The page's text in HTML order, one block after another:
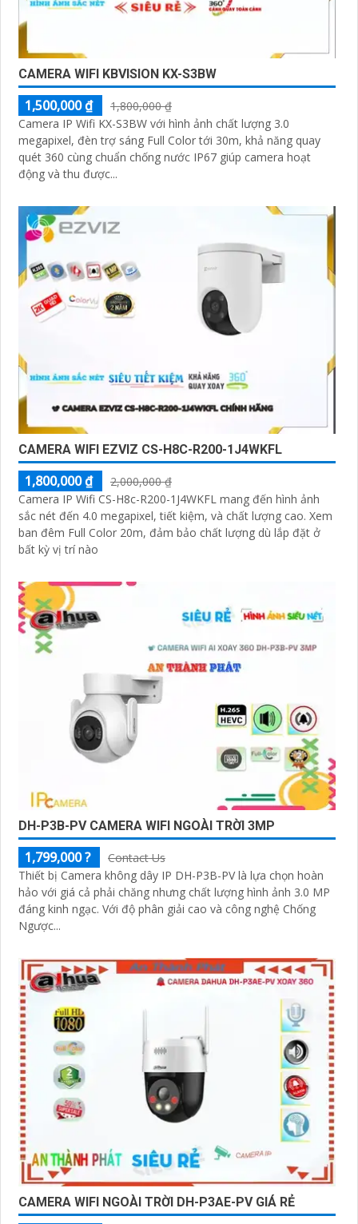
CAMERA WIFI KBVISION KX-S3BW
1,500,000 ₫
1,800,000 ₫
Camera IP Wifi KX-S3BW với hình ảnh chất lượng 3.0
megapixel, đèn trợ sáng Full Color tới 30m, khả năng quay
quét 360 cùng chuẩn chống nước IP67 giúp camera hoạt
động và thu được...
CAMERA WIFI EZVIZ CS-H8C-R200-1J4WKFL
1,800,000 ₫
2,000,000 ₫
Camera IP Wifi CS-H8c-R200-1J4WKFL mang đến hình ảnh
sắc nét đến 4.0 megapixel, tiết kiệm, và chất lượng cao. Xem
ban đêm Full Color 20m, đảm bảo chất lượng dù lắp đặt ở
bất kỳ vị trí nào
DH-P3B-PV CAMERA WIFI NGOÀI TRỜI 3MP
1,799,000 ?
Contact Us
Thiết bị Camera không dây IP DH-P3B-PV là lựa chọn hoàn
hảo với giá cả phải chăng nhưng chất lượng hình ảnh 3.0 MP
đáng kinh ngạc. Với độ phân giải cao và công nghệ Chống
Ngược...
CAMERA WIFI NGOÀI TRỜI DH-P3AE-PV GIÁ RẺ